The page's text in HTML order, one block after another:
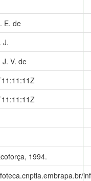
E. de
J.
J. V. de
1994.